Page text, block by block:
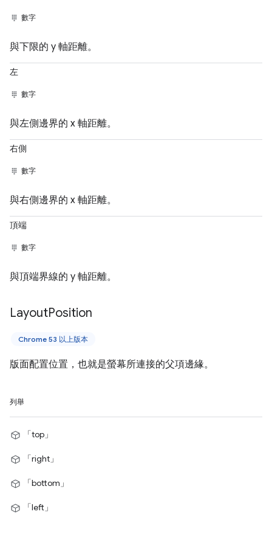
數字
與下限的 y 軸距離。
左
數字
與左側邊界的 x 軸距離。
右側
數字
與右側邊界的 x 軸距離。
頂端
數字
與頂端界線的 y 軸距離。
LayoutPosition
Chrome 53 以上版本
版面配置位置，也就是螢幕所連接的父項邊緣。
列舉
「top」
「right」
「bottom」
「left」